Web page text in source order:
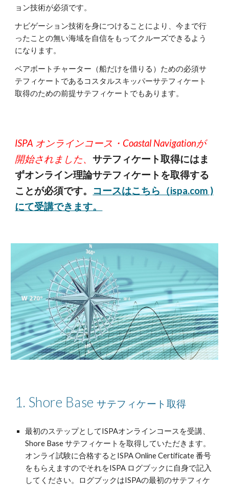
ョン技術が必須です。
ナビゲーション技術を身につけることにより、今まで行
ったことの無い海域を自信をもってクルーズできるよう
になります。
ベアボートチャーター（船だけを借りる）ための必須サ
テフィケートであるコスタルスキッパーサテフィケート
取得のための前提サテフィケートでもあります。
ISPA オンラインコース・Coastal Navigationが
開始されました、サテフィケート取得にはま
ずオンライン理論サテフィケートを取得する
ことが必須です。 コースはこちら（ispa.com )
にて受講できます。
1. Shore Baseサテフィケート取得
最初のステップとしてISPAオンラインコースを受講、
Shore Base サテフィケートを取得していただきます。
オンライ試験に合格するとISPA Online Certificate 番号
をもらえますのでそれをISPA ログブックに自身で記入
してください。ログブックはISPAの最初のサテフィケ